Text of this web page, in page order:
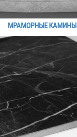
МРАМОРНЫЕ КАМИНЫ